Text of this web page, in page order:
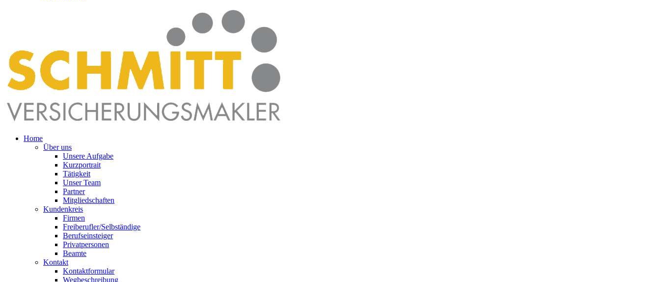
Home
Über uns
Unsere Aufgabe
Kurzportrait
Tätigkeit
Unser Team
Partner
Mitgliedschaften
Kundenkreis
Firmen
Freiberufler/Selbständige
Berufseinsteiger
Privatpersonen
Beamte
Kontakt
Kontaktformular
Wegbeschreibung